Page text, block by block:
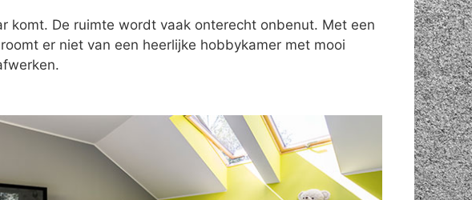
komt. De ruimte wordt vaak onterecht onbenut. Met een
er niet van een heerlijke hobbykamer met mooi